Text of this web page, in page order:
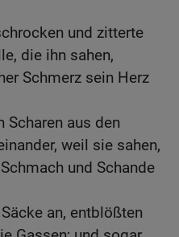
und zitterte
die ihn sahen,
Schmerz sein Herz
Scharen aus den
weil sie sahen,
und Schande
an, entblößten